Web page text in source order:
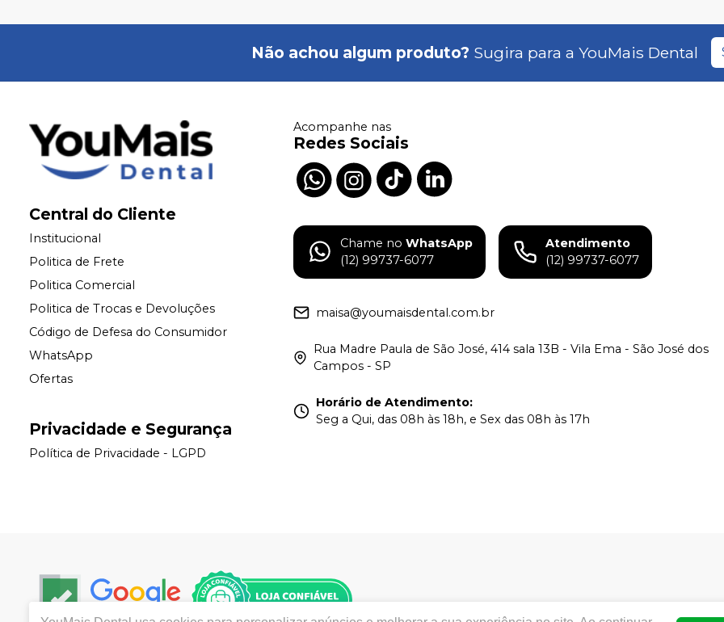
Não achou algum produto? Sugira para a YouMais Dental
Central do Cliente
Institucional
Politica de Frete
Politica Comercial
Politica de Trocas e Devoluções
Código de Defesa do Consumidor
WhatsApp
Ofertas
Privacidade e Segurança
Política de Privacidade - LGPD
Acompanhe nas
Redes Sociais
Chame no WhatsApp
(12) 99737-6077
Atendimento
(12) 99737-6077
maisa@youmaisdental.com.br
Rua Madre Paula de São José, 414 sala 13B - Vila Ema - São José dos
Campos - SP
Horário de Atendimento:
Seg a Qui, das 08h às 18h, e Sex das 08h às 17h